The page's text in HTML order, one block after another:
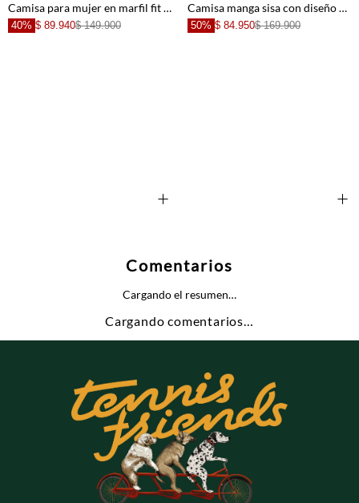
+
Camisa para mujer en marfil fit relajado con lazos frontales
40% $ 89.940$ 149.900
+
Camisa manga sisa con diseño paisleys negra para mujer
50% $ 84.950$ 169.900
Comentarios
Cargando el resumen…
Cargando comentarios…